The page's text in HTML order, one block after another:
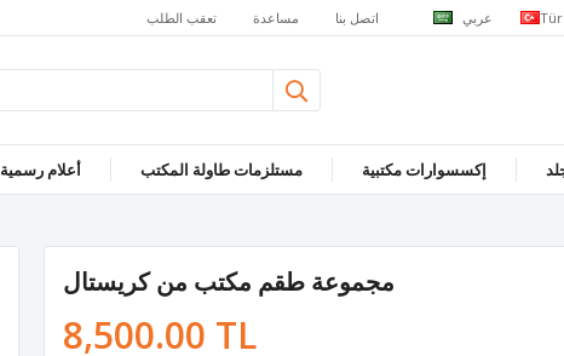
تعقب الطلب مساعدة اتصل بنا عربي
أعلام رسمية مستلزمات طاولة المكتب إكسسوارات مكتبية
مجموعة طقم مكتب من كريستال
8,500.00 TL